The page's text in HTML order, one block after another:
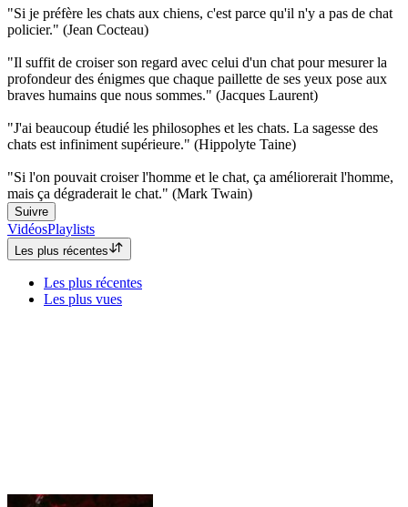
"Si je préfère les chats aux chiens, c'est parce qu'il n'y a pas de chat
policier." (Jean Cocteau)
"Il suffit de croiser son regard avec celui d'un chat pour mesurer la
profondeur des énigmes que chaque paillette de ses yeux pose aux
braves humains que nous sommes." (Jacques Laurent)
"J'ai beaucoup étudié les philosophes et les chats. La sagesse des
chats est infiniment supérieure." (Hippolyte Taine)
"Si l'on pouvait croiser l'homme et le chat, ça améliorerait l'homme,
mais ça dégraderait le chat." (Mark Twain)
Suivre
VidéosPlaylists
Les plus récentes
Les plus récentes
Les plus vues